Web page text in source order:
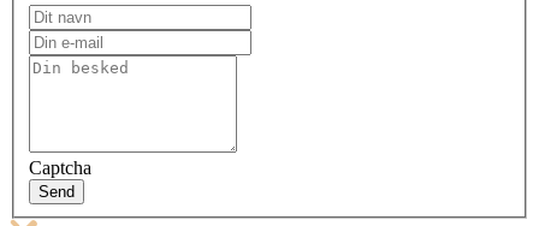
Captcha
Send